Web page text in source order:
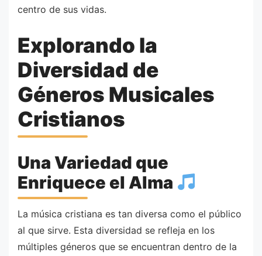
centro de sus vidas.
Explorando la
Diversidad de
Géneros Musicales
Cristianos
Una Variedad que
Enriquece el Alma
La música cristiana es tan diversa como el público
al que sirve. Esta diversidad se refleja en los
múltiples géneros que se encuentran dentro de la